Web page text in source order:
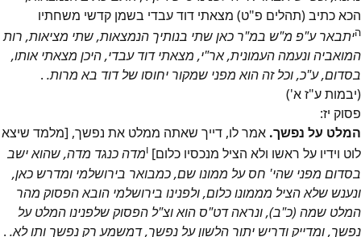
הכא כתיב (תהלים פ"ט) מצאתי דוד עבדי בשמן קדשי משחתיו
היתבאר ע"פ מ"ש במ"ר כאן שתי בנותיך הנמצאות, שתי מציאות, רות
המואביה ונעמה העמונית, אר"י, מצאתי דוד עבדי, היכן מצאתי אותו,
בסדום, ע"כ, וכל זה הוא מפני שמקור יחוסו של דוד בא מרות. .
(יבמות ע"ז א')
פסוק יז:
המלט על נפשך. אמר לו, דייך שאתה ממלט את נפשך, [מלמד שיצא
לוט וידיו על ראשו ולא הציל מנכסיו כלום] ומדה כנגד מדה, שהוא ישב
בסדום מפני שהי' חס על ממונו שם, כמבואר בירושלמי ומדרש כאן,
ונענש שלא הציל מממונו כלום, ולפנינו בירושלמי הובא הפסוק מהר
המלט שמה (כ"ב), ונראה דט"ס הוא וצ"ל הפסוק שלפנינו המלט על
נפשך, ומדייק ודריש יתור הלשון על נפשך, דמשמע רק נפשך ותו לא. .